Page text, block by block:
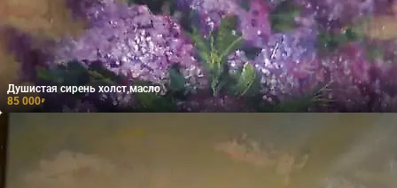
Душистая сирень холст,масло
85 000₽